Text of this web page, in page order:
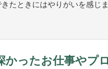
たときにはやりがいを感じま
かったお仕事やプ